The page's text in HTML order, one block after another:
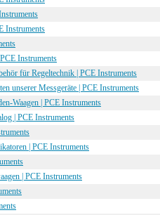
Instruments
Instruments
für Regeltechnik | PCE Instruments
unserer Messgeräte | PCE Instruments
Waagen | PCE Instruments
| PCE Instruments
| PCE Instruments
| PCE Instruments